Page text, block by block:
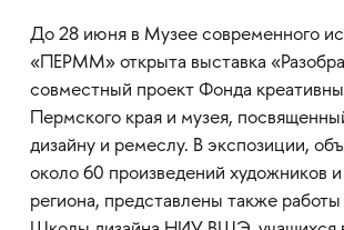
До 28 июня в Музее современного
«ПЕРММ» открыта выставка
совместный проект Фонда
Пермского края и музея,
дизайну и ремеслу. В экспозиции,
около 60 произведений художников и
региона, представлены также работы